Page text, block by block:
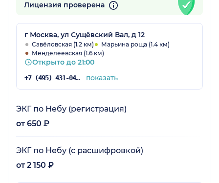
Лицензия проверена
г Москва, ул Сущёвский Вал, д 12
Савёловская (1.2 км)
Марьина роща (1.4 км)
Менделеевская (1.6 км)
Открыто до 21:00
+7 (495) 431-04-73 показать
ЭКГ по Небу (регистрация)
от 650 ₽
ЭКГ по Небу (с расшифровкой)
от 2 150 ₽